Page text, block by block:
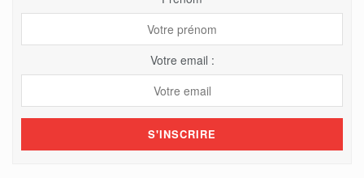
Votre email :